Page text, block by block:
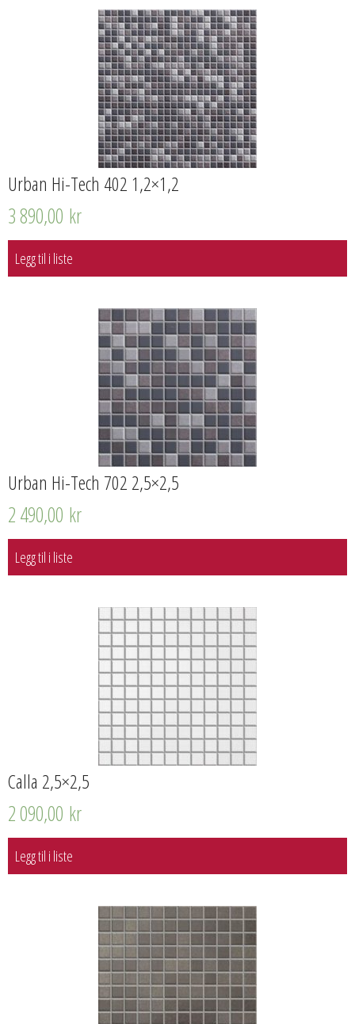
Urban Hi-Tech 402 1,2×1,2
3 890,00 kr
Legg til i liste
Urban Hi-Tech 702 2,5×2,5
2 490,00 kr
Legg til i liste
Calla 2,5×2,5
2 090,00 kr
Legg til i liste